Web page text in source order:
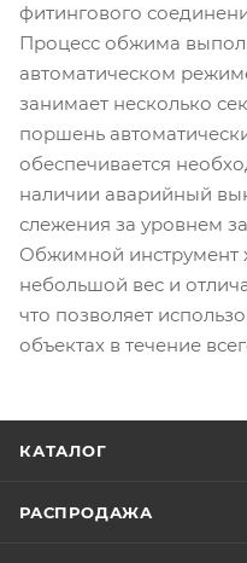
фитингового
Процесс обжима
автоматическом
занимает несколько
поршень
обеспечивается
наличии аварийный
слежения за уровнем
Обжимной инструмент
небольшой вес и
что позволяет
объектах в течение
КАТАЛОГ
РАСПРОДАЖА